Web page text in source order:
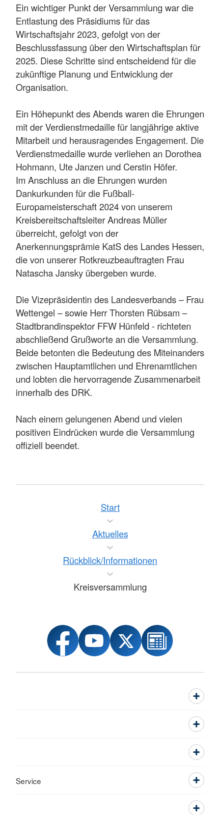
Ein wichtiger Punkt der Versammlung war die
Entlastung des Präsidiums für das
Wirtschaftsjahr 2023, gefolgt von der
Beschlussfassung über den Wirtschaftsplan für
2025. Diese Schritte sind entscheidend für die
zukünftige Planung und Entwicklung der
Organisation.
Ein Höhepunkt des Abends waren die Ehrungen
mit der Verdienstmedaille für langjährige aktive
Mitarbeit und herausragendes Engagement. Die
Verdienstmedaille wurde verliehen an Dorothea
Hohmann, Ute Janzen und Cerstin Höfer.
Im Anschluss an die Ehrungen wurden
Dankurkunden für die Fußball-
Europameisterschaft 2024 von unserem
Kreisbereitschaftsleiter Andreas Müller
überreicht, gefolgt von der
Anerkennungsprämie KatS des Landes Hessen,
die von unserer Rotkreuzbeauftragten Frau
Natascha Jansky übergeben wurde.
Die Vizepräsidentin des Landesverbands – Frau
Wettengel – sowie Herr Thorsten Rübsam –
Stadtbrandinspektor FFW Hünfeld - richteten
abschließend Grußworte an die Versammlung.
Beide betonten die Bedeutung des Miteinanders
zwischen Hauptamtlichen und Ehrenamtlichen
und lobten die hervorragende Zusammenarbeit
innerhalb des DRK.
Nach einem gelungenen Abend und vielen
positiven Eindrücken wurde die Versammlung
offiziell beendet.
Start
Aktuelles
Rückblick/Informationen
Kreisversammlung
Service